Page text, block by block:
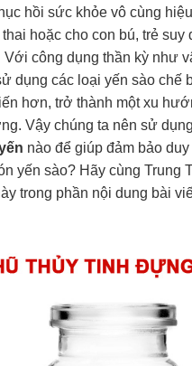
hồi sức khỏe vô cùng
hoặc cho con bú, trẻ suy
công dụng thần kỳ như
dụng các loại yến sào chế
hơn, trở thành một xu
Vậy chúng ta nên sử
nào để giúp đảm bảo
yến sào? Hãy cùng Trung
trong phần nội dung bài